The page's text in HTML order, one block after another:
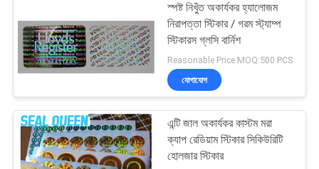
যোগাযোগ
করুন
উদ্ধৃতির
জন্য
আবেদন
Tamper Evident
Security Labels
60
স্পষ্ট নিখুঁত অকার্যকর হ্যালোজম
নিরাপত্তা স্টিকার / গরম স্ট্যাম্প
স্টিকারস গ্লসি বার্নিশ
Reasonable Price MOQ:500 PCS
যোগাযোগ
এন্টি জাল অকার্যকর কাস্টম মরা
ক্যাপ রেডিয়াম স্টিকার সিকিউরিটি
হোলজার স্টিকার